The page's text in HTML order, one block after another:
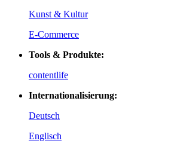
Kunst & Kultur
E-Commerce
Tools & Produkte:
contentlife
Internationalisierung:
Deutsch
Englisch